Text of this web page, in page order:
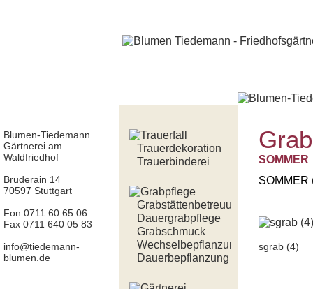
Blumen-Tiedemann
Gärtnerei am
Waldfriedhof
Bruderain 14
70597 Stuttgart
Fon 0711 60 65 06
Fax 0711 640 05 83
info@tiedemann-
blumen.de
Trauerdekoration
Trauerbinderei
Grabstättenbetreuung
Dauergrabpflege
Grabschmuck
Wechselbepflanzung
Dauerbepflanzung
Grab
SOMMER
sgrab (4)
SOMMER